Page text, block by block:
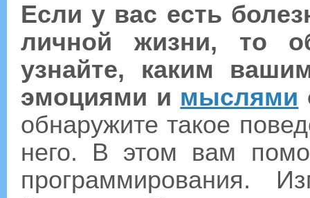
Если у вас есть
личной жизни, то
узнайте, каким
эмоциями и мыслями
обнаружите такое
него. В этом вам
программирования.